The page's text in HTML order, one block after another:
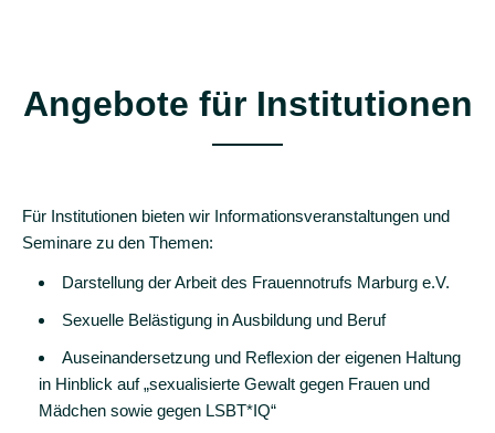
Vergewaltigung
Gewalt
im
Namen
"Ehre"
Sexuelle
Belästigung
am
Angebote für Institutionen
Für Institutionen bieten wir Informationsveranstaltungen und
Seminare zu den Themen:
Darstellung der Arbeit des Frauennotrufs Marburg e.V.
Sexuelle Belästigung in Ausbildung und Beruf
Auseinandersetzung und Reflexion der eigenen Haltung
in Hinblick auf „sexualisierte Gewalt gegen Frauen und
Mädchen sowie gegen LSBT*IQ“